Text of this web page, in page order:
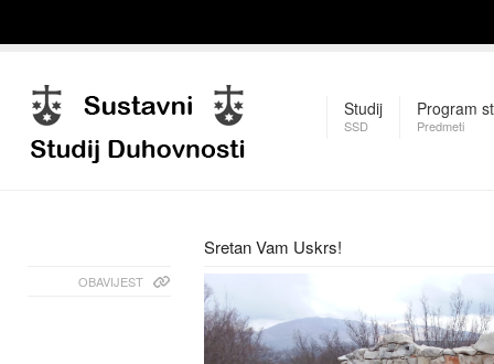
Studij
SSD
Program
Predmeti
Sretan Vam Uskrs!
OBAVIJEST